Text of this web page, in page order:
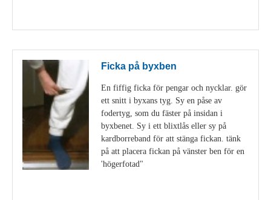
Ficka på byxben
En fiffig ficka för pengar och nycklar. gör
ett snitt i byxans tyg. Sy en påse av
fodertyg, som du fäster på insidan i
byxbenet. Sy i ett blixtlås eller sy på
kardborreband för att stänga fickan. tänk
på att placera fickan på vänster ben för en
'högerfotad"